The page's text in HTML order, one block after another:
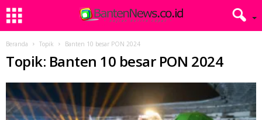
Beranda Topik Banten 10 besar PON 2024
Topik: Banten 10 besar PON 2024